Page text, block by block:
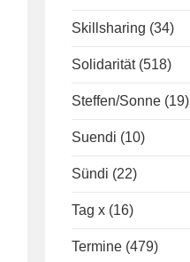
Skillsharing (34)
Solidarität (518)
Steffen/Sonne (19)
Suendi (10)
Sündi (22)
Tag x (16)
Termine (479)